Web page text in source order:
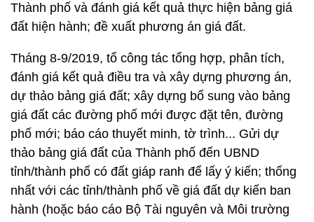
Thành phố và đánh giá kết quả thực hiện bảng giá
đất hiện hành; đề xuất phương án giá đất.
Tháng 8-9/2019, tổ công tác tổng hợp, phân tích,
đánh giá kết quả điều tra và xây dựng phương án,
dự thảo bảng giá đất; xây dựng bổ sung vào bảng
giá đất các đường phố mới được đặt tên, đường
phố mới; báo cáo thuyết minh, tờ trình... Gửi dự
thảo bảng giá đất của Thành phố đến UBND
tỉnh/thành phố có đất giáp ranh để lấy ý kiến; thống
nhất với các tỉnh/thành phố về giá đất dự kiến ban
hành (hoặc báo cáo Bộ Tài nguyên và Môi trường